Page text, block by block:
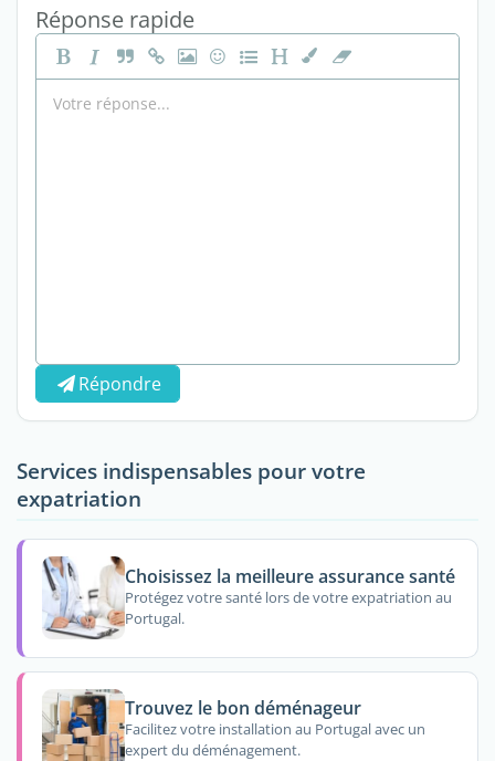
Réponse rapide
Répondre
Services indispensables pour votre
expatriation
Choisissez la meilleure assurance santé
Protégez votre santé lors de votre expatriation au
Portugal.
Trouvez le bon déménageur
Facilitez votre installation au Portugal avec un
expert du déménagement.